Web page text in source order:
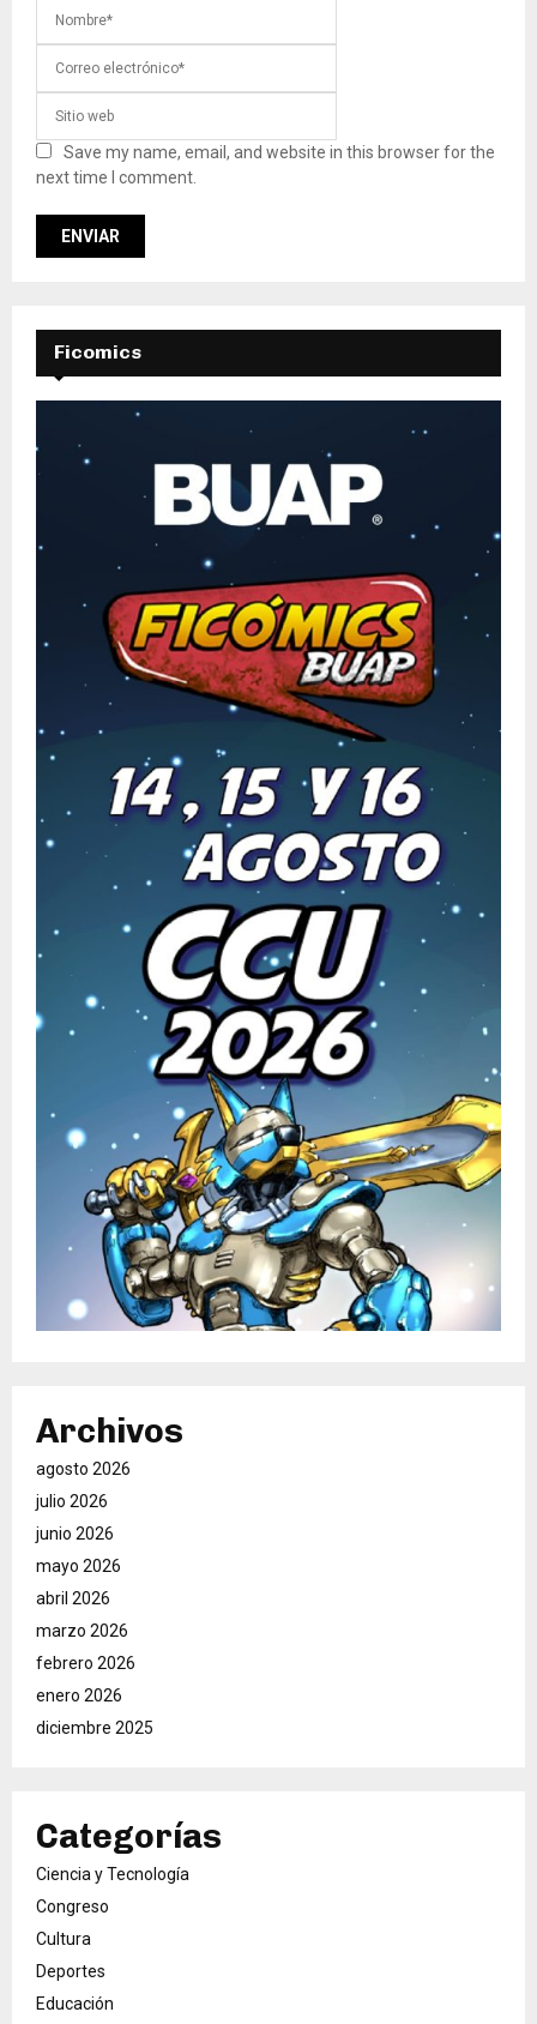
Save my name, email, and website in this browser for the
next time I comment.
Ficomics
Archivos
agosto 2026
julio 2026
junio 2026
mayo 2026
abril 2026
marzo 2026
febrero 2026
enero 2026
diciembre 2025
Categorías
Ciencia y Tecnología
Congreso
Cultura
Deportes
Educación